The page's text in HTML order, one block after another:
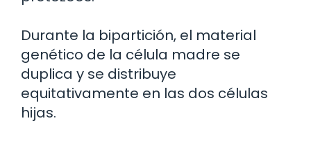
Durante la bipartición, el material
genético de la célula madre se
duplica y se distribuye
equitativamente en las dos células
hijas.